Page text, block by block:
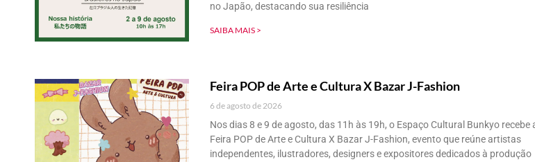
no Japão, destacando sua resiliência
SAIBA MAIS >
Feira POP de Arte e Cultura X Bazar J-Fashion
6 de agosto de 2026
Nos dias 8 e 9 de agosto, das 11h às 19h, o Espaço Cultural Bunkyo recebe
Feira POP de Arte e Cultura X Bazar J-Fashion, evento que reúne artistas
independentes, ilustradores, designers e expositores dedicados à produção